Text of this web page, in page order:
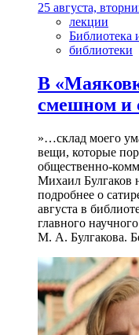
25 августа,
лекции
Библиотека
библиотеки
В
смешном и
»…склад моего
вещи, которые
общественно-
Михаил Булгаков
подробнее о
августа в
главного
М. А. Булгакова.